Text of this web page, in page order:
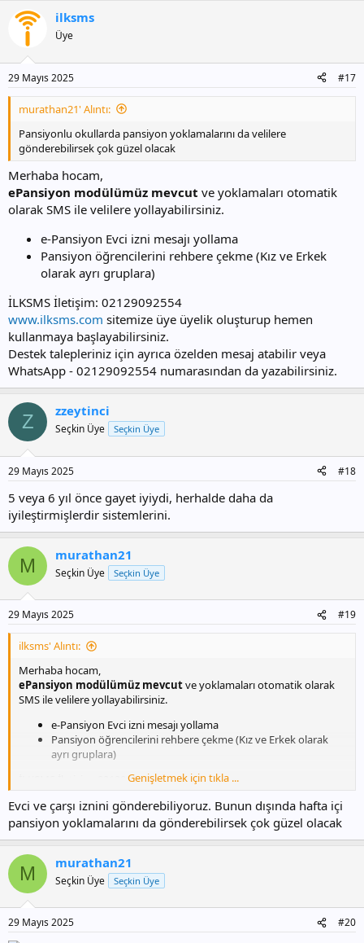
k
:
ilksms
Üye
29 Mayıs 2025 #17
murathan21' Alıntı:
Pansiyonlu okullarda pansiyon yoklamalarını da velilere
gönderebilirsek çok güzel olacak
Merhaba hocam,
ePansiyon modülümüz mevcut ve yoklamaları otomatik
olarak SMS ile velilere yollayabilirsiniz.
e-Pansiyon Evci izni mesajı yollama
Pansiyon öğrencilerini rehbere çekme (Kız ve Erkek
olarak ayrı gruplara)
İLKSMS İletişim: 02129092554
www.ilksms.com sitemize üye üyelik oluşturup hemen
kullanmaya başlayabilirsiniz.
Destek talepleriniz için ayrıca özelden mesaj atabilir veya
WhatsApp - 02129092554 numarasından da yazabilirsiniz.
Z zzeytinci
Seçkin Üye Seçkin Üye
29 Mayıs 2025 #18
5 veya 6 yıl önce gayet iyiydi, herhalde daha da
iyileştirmişlerdir sistemlerini.
M murathan21
Seçkin Üye Seçkin Üye
29 Mayıs 2025 #19
ilksms' Alıntı:
Merhaba hocam,
ePansiyon modülümüz mevcutve yoklamaları otomatik olarak
SMS ile velilere yollayabilirsiniz.
e-Pansiyon Evci izni mesajı yollama
Pansiyon öğrencilerini rehbere çekme (Kız ve Erkek olarak
ayrı gruplara)
İLKSMS İletişim: 02129092554
www.ilksms.comsitemize üye üyelik oluşturup hemen kullanmaya
başlayabilirsiniz.
Destek talepleriniz için ayrıca özelden mesaj atabilir veya WhatsApp
- 02129092554 numarasından da yazabilirsiniz.
Genişletmek için tıkla ...
Evci ve çarşı iznini gönderebiliyoruz. Bunun dışında hafta içi
pansiyon yoklamalarını da gönderebilirsek çok güzel olacak
M murathan21
Seçkin Üye Seçkin Üye
29 Mayıs 2025 #20